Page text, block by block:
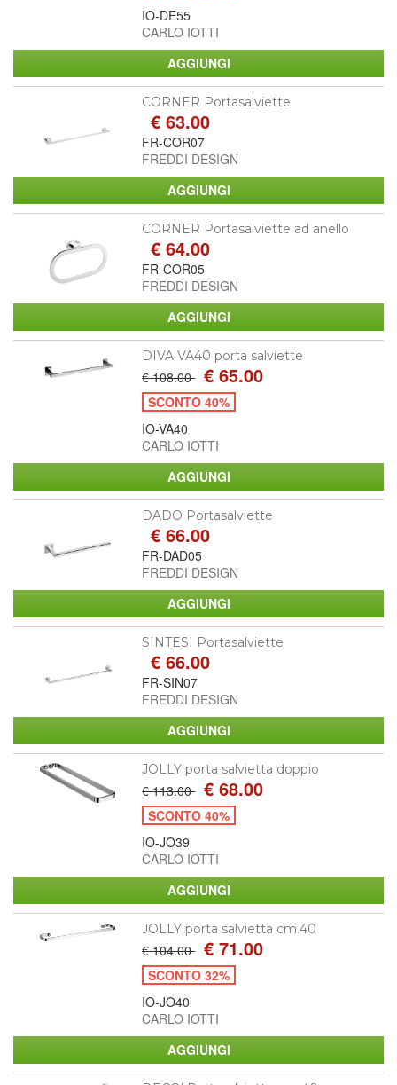
IO-DE55
CARLO IOTTI
CORNER Portasalviette
€ 63.00
FR-COR07
FREDDI DESIGN
CORNER Portasalviette ad anello
€ 64.00
FR-COR05
FREDDI DESIGN
DIVA VA40 porta salviette
€ 108.00 € 65.00
SCONTO 40%
IO-VA40
CARLO IOTTI
DADO Portasalviette
€ 66.00
FR-DAD05
FREDDI DESIGN
SINTESI Portasalviette
€ 66.00
FR-SIN07
FREDDI DESIGN
JOLLY porta salvietta doppio
€ 113.00 € 68.00
SCONTO 40%
IO-JO39
CARLO IOTTI
JOLLY porta salvietta cm.40
€ 104.00 € 71.00
SCONTO 32%
IO-JO40
CARLO IOTTI